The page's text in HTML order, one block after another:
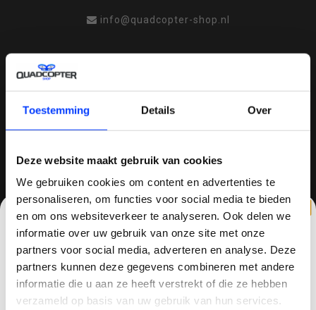
Toestemming Details Over
Deze website maakt gebruik van cookies
We gebruiken cookies om content en advertenties te
personaliseren, om functies voor social media te bieden
en om ons websiteverkeer te analyseren. Ook delen we
informatie over uw gebruik van onze site met onze
partners voor social media, adverteren en analyse. Deze
partners kunnen deze gegevens combineren met andere
informatie die u aan ze heeft verstrekt of die ze hebben
verzameld op basis van uw gebruik van hun services.
info@quadcopter-shop.nl
speler op het gebied van drones, quadcopters,
multicopters (het beestje hoeft maar een naam
te hebben).
Vaak zijn drones dure aankopen en wil je graag
hebben. Bij quadcopter-shop.nl ben je dan aan
CLAIM KORTING OP JE EERSTE
BESTELLING!